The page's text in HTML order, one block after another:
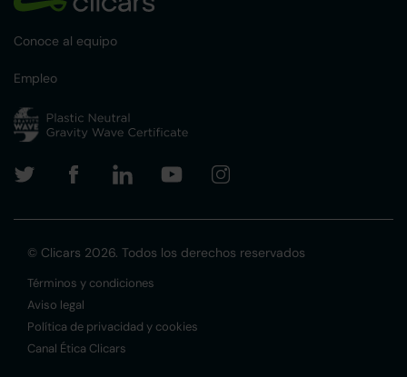
Conoce al equipo
Empleo
© Clicars 2026. Todos los derechos reservados
Términos y condiciones
Aviso legal
Política de privacidad y cookies
Canal Ética Clicars